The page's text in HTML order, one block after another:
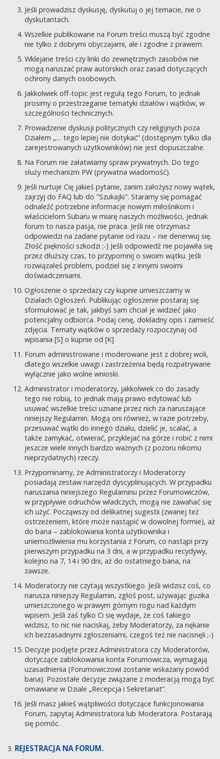
Jeśli prowadzisz dyskusję, dyskutuj o jej temacie, nie o
dyskutantach.
Wszelkie publikowane na Forum treści muszą być zgodne
nie tylko z dobrymi obyczajami, ale i zgodne z prawem.
Wklejane treści czy linki do zewnętrznych zasobów nie
mogą naruszać praw autorskich oraz zasad dotyczących
ochrony danych osobowych.
Jakkolwiek off-topic jest regułą tego Forum, to jednak
prosimy o przestrzeganie tematyki działów i wątków, w
szczególności technicznych.
Prowadzenie dyskusji politycznych czy religijnych poza
Działem „… tego lepiej nie dotykać” (dostępnym tylko dla
zarejestrowanych użytkowników) nie jest dopuszczalne.
Na Forum nie załatwiamy spraw prywatnych. Do tego
służy mechanizm PW (prywatna wiadomość).
Jeśli nurtuje Cię jakieś pytanie, zanim założysz nowy wątek,
zajrzyj do FAQ lub do "Szukajki". Staramy się pomagać
odnaleźć potrzebne informacje nowym miłośnikom i
właścicielom Subaru w miarę naszych możliwości, jednak
forum to nasza pasja, nie praca. Jeśli nie otrzymasz
odpowiedzi na zadane pytanie od razu – nie denerwuj się.
Złość piękności szkodzi ;-) Jeśli odpowiedź nie pojawiła się
przez dłuższy czas, to przypomnij o swoim wątku. Jeśli
rozwiązałeś problem, podziel się z innymi swoimi
doświadczeniami.
Ogłoszenie o sprzedaży czy kupnie umieszczamy w
Działach Ogłoszeń. Publikując ogłoszenie postaraj się
sformułować je tak, jakbyś sam chciał je widzieć jako
potencjalny odbiorca. Podaj cenę, dokładny opis i zamieść
zdjęcia. Tematy wątków o sprzedaży rozpoczynaj od
wpisania [S] o kupnie od [K]
Forum administrowane i moderowane jest z dobrej woli,
dlatego wszelkie uwagi i zastrzeżenia będą rozpatrywane
wyłącznie jako wolne wnioski.
Administrator i moderatorzy, jakkolwiek co do zasady
tego nie robią, to jednak mają prawo edytować lub
usuwać wszelkie treści uznane przez nich za naruszające
niniejszy Regulamin. Mogą oni również, w razie potrzeby,
przesuwać wątki do innego działu, dzielić je, scalać, a
także zamykać, otwierać, przyklejać na górze i robić z nimi
jeszcze wiele innych bardzo ważnych (z pozoru nikomu
nieprzydatnych) rzeczy.
Przypominamy, że Administratorzy i Moderatorzy
posiadają zestaw narzędzi dyscyplinujących. W przypadku
naruszania niniejszego Regulaminu przez Forumowiczów,
w przypływie odruchów władczych, mogą nie zawahać się
ich użyć. Począwszy od delikatnej sugestii (zwanej też
ostrzeżeniem, które może nastąpić w dowolnej formie), aż
do bana – zablokowania konta użytkownika i
uniemożliwienia mu korzystania z Forum, co nastąpi przy
pierwszym przypadku na 3 dni, a w przypadku recydywy,
kolejno na 7, 14 i 90 dni, aż do ostatniego bana, na
zawsze.
Moderatorzy nie czytają wszystkiego. Jeśli widzisz coś, co
narusza niniejszy Regulamin, zgłoś post, używając guzika
umieszczonego w prawym górnym rogu nad każdym
wpisem. Jeśli zaś tylko Ci się wydaje, że coś takiego
widzisz, to nic nie naciskaj, żeby Moderatorzy, za nękanie
ich bezzasadnymi zgłoszeniami, czegoś też nie nacisnęli ;-)
Decyzje podjęte przez Administratora czy Moderatorów,
dotyczące zablokowania konta Forumowicza, wymagają
uzasadnienia (Forumowiczowi zostanie wskazany powód
bana). Pozostałe decyzje związane z moderacją mogą być
omawiane w Dziale „Recepcja i Sekretariat”.
Jeśli masz jakieś wątpliwości dotyczące funkcjonowania
Forum, zapytaj Administratora lub Moderatora. Postarają
się pomóc.
REJESTRACJA NA FORUM.